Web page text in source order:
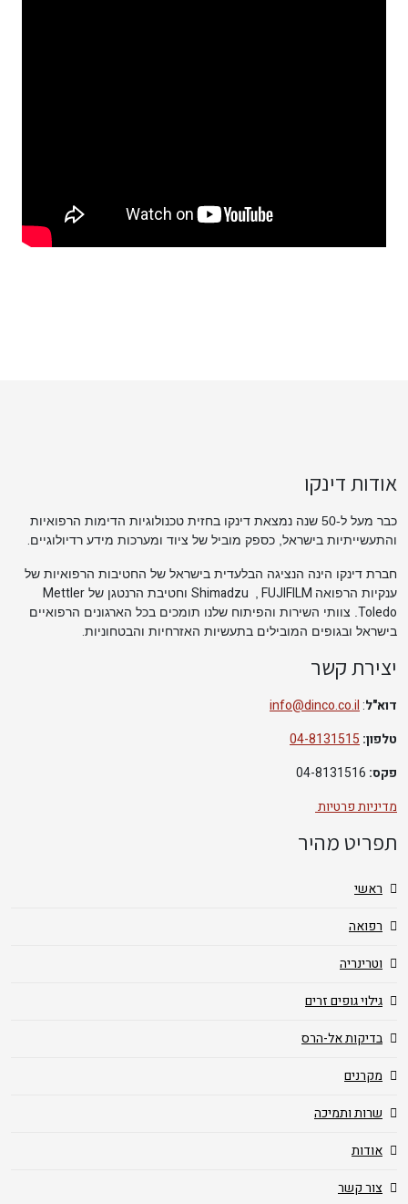
אודות דינקו
כבר מעל ל-50 שנה נמצאת דינקו בחזית טכנולוגיות הדימות הרפואיות
והתעשייתיות בישראל, כספק מוביל של ציוד ומערכות מידע רדיולוגיים.
חברת דינקו הינה הנציגה הבלעדית בישראל של החטיבות הרפואיות של
ענקיות הרפואה FUJIFILM
Shimadzu וחטיבת הרנטגן של Mettler
Toledo . צוותי השירות והפיתוח שלנו תומכים בכל הארגונים הרפואיים
בישראל ובגופים המובילים בתעשיות האזרחיות והבטחוניות.
יצירת קשר
דוא"ל:
info@dinco.co.il
טלפון: 04-8131515
פקס:
מדיניות פרטיות
תפריט מהיר
ראשי
רפואה
וטרינריה
גילוי גופים זרים
בדיקות אל-הרס
מקרנים
שרות ותמיכה
אודות
צור קשר